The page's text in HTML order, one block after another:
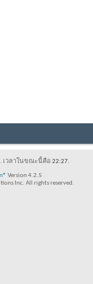
เวลาในขณะนี้คือ 22:27.
Version 4.2.5
Inc. All rights reserved.